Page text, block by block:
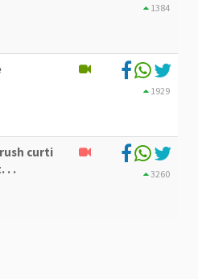
1384
1929
curti
. .
3260